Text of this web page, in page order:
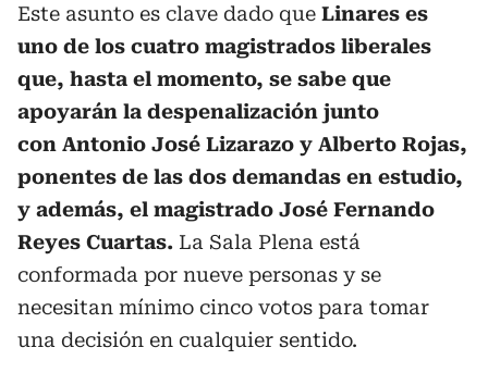
Este asunto es clave dado que Linares es
uno de los cuatro magistrados liberales
que, hasta el momento, se sabe que
apoyarán la despenalización junto
con Antonio José Lizarazo y Alberto Rojas,
ponentes de las dos demandas en estudio,
y además, el magistrado José Fernando
Reyes Cuartas. La Sala Plena está
conformada por nueve personas y se
necesitan mínimo cinco votos para tomar
una decisión en cualquier sentido.